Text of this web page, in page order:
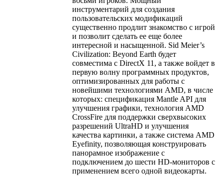
инструментарий для создания
пользовательских модификаций
существенно продлит знакомство с игрой
и позволит сделать ее еще более
интересной и насыщенной. Sid Meier’s
Civilization: Beyond Earth будет
совместима с DirectX 11, а также войдет в
первую волну программных продуктов,
оптимизированных для работы с
новейшими технологиями AMD, в числе
которых: спецификация Mantle API для
улучшения графики, технология AMD
CrossFire для поддержки сверхвысоких
разрешений UltraHD и улучшения
качества картинки, а также система AMD
Eyefinity, позволяющая конструировать
панорамное изображение с
подключением до шести HD-мониторов с
применением всего одной видеокарты.